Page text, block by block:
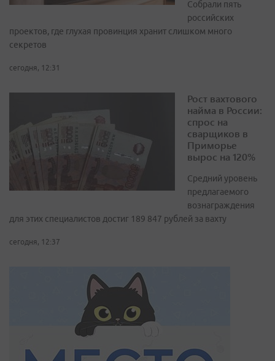
Собрали пять
российских
проектов, где глухая провинция хранит слишком много
секретов
сегодня, 12:31
Рост вахтового
найма в России:
спрос на
сварщиков в
Приморье
вырос на 120%
Средний уровень
предлагаемого
вознаграждения
для этих специалистов достиг 189 847 рублей за вахту
сегодня, 12:37